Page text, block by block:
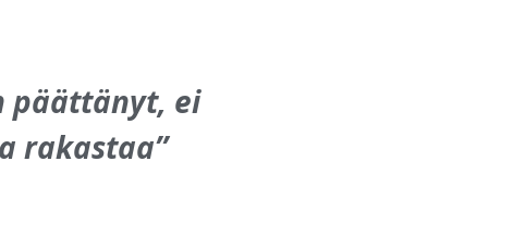
päättänyt, ei
rakastaa”